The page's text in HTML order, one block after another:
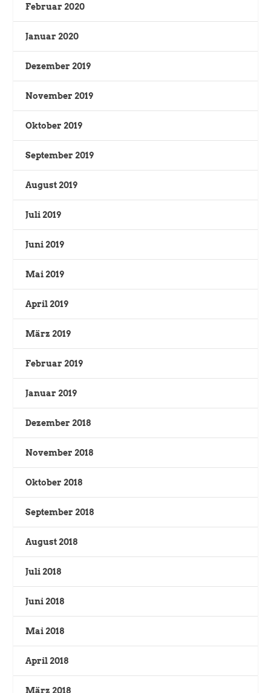
Februar 2020
Januar 2020
Dezember 2019
November 2019
Oktober 2019
September 2019
August 2019
Juli 2019
Juni 2019
Mai 2019
April 2019
März 2019
Februar 2019
Januar 2019
Dezember 2018
November 2018
Oktober 2018
September 2018
August 2018
Juli 2018
Juni 2018
Mai 2018
April 2018
März 2018